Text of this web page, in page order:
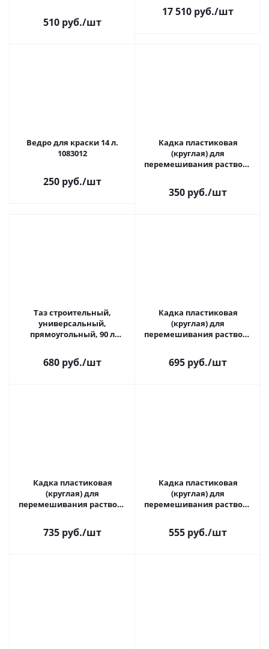
510 руб./шт
17 510 руб./шт
Ведро для краски 14 л.
1083012
250 руб./шт
Кадка пластиковая
(круглая) для
перемешивания раствора
350 руб./шт
Таз строительный,
универсальный,
прямоугольный, 90 л
680 руб./шт
Кадка пластиковая
(круглая) для
перемешивания раствора
695 руб./шт
Кадка пластиковая
(круглая) для
перемешивания раствора
735 руб./шт
Кадка пластиковая
(круглая) для
перемешивания раствора
555 руб./шт